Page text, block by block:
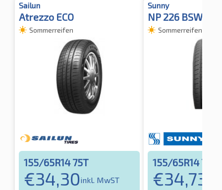
Sailun
Atrezzo ECO
Sommerreifen
155/65R14 75T
€34,30inkl. MwST
Sunny
NP 226 BSW
Sommerreifen
155/65R14 75T
€34,73